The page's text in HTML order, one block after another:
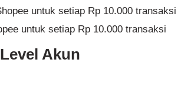
untuk setiap Rp 10.000 transaksi
untuk setiap Rp 10.000 transaksi
Akun